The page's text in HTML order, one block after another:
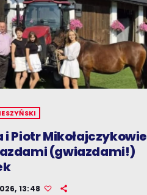
i Piotr Mikołajczykowie
(gwiazdami!)
13:48